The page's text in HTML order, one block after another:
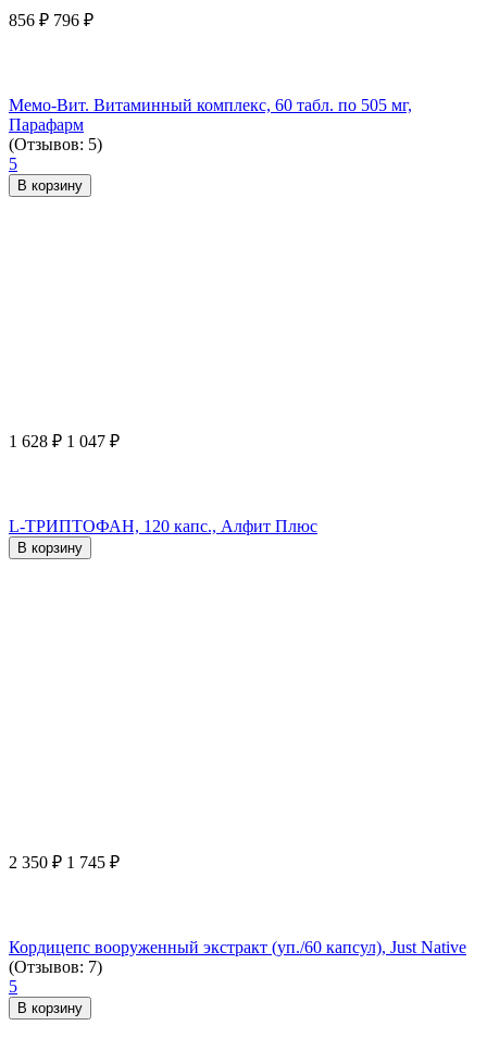
856 ₽ 796 ₽
Мемо-Вит. Витаминный комплекс, 60 табл. по 505 мг,
Парафарм
(Отзывов: 5)
5
В корзину
1 628 ₽ 1 047 ₽
L-ТРИПТОФАН, 120 капс., Алфит Плюс
В корзину
2 350 ₽ 1 745 ₽
Кордицепс вооруженный экстракт (уп./60 капсул), Just Native
(Отзывов: 7)
5
В корзину